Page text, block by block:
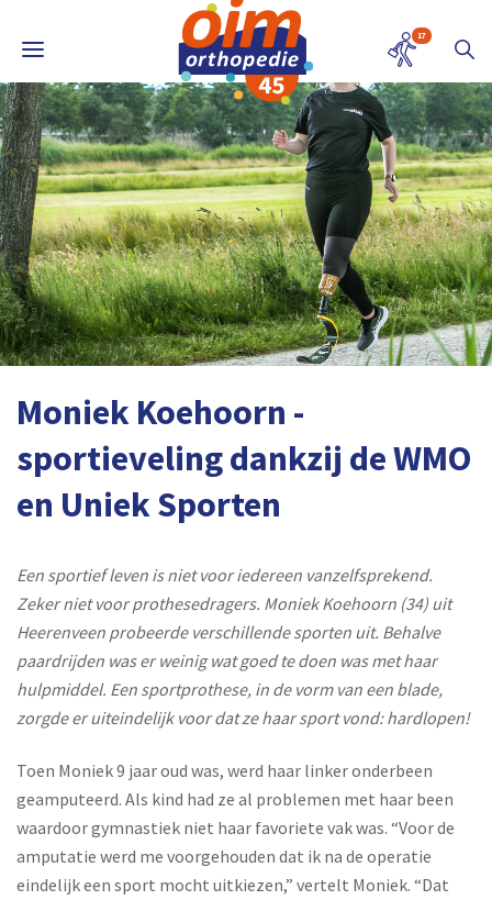
17
Moniek Koehoorn -
sportieveling dankzij de WMO
en Uniek Sporten
Een sportief leven is niet voor iedereen vanzelfsprekend.
Zeker niet voor prothesedragers. Moniek Koehoorn (34) uit
Heerenveen probeerde verschillende sporten uit. Behalve
paardrijden was er weinig wat goed te doen was met haar
hulpmiddel. Een sportprothese, in de vorm van een blade,
zorgde er uiteindelijk voor dat ze haar sport vond: hardlopen!
Toen Moniek 9 jaar oud was, werd haar linker onderbeen
geamputeerd. Als kind had ze al problemen met haar been
waardoor gymnastiek niet haar favoriete vak was. “Voor de
amputatie werd me voorgehouden dat ik na de operatie
eindelijk een sport mocht uitkiezen,” vertelt Moniek. “Dat